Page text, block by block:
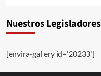
Nuestros Legisladores
[envira-gallery id='20233']